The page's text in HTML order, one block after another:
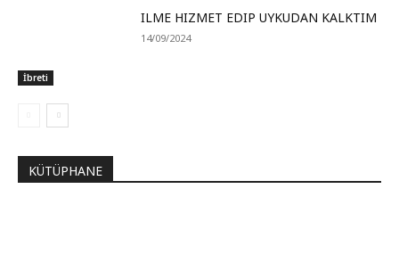
İbreti
ILME HIZMET EDIP UYKUDAN KALKTIM
14/09/2024
KÜTÜPHANE